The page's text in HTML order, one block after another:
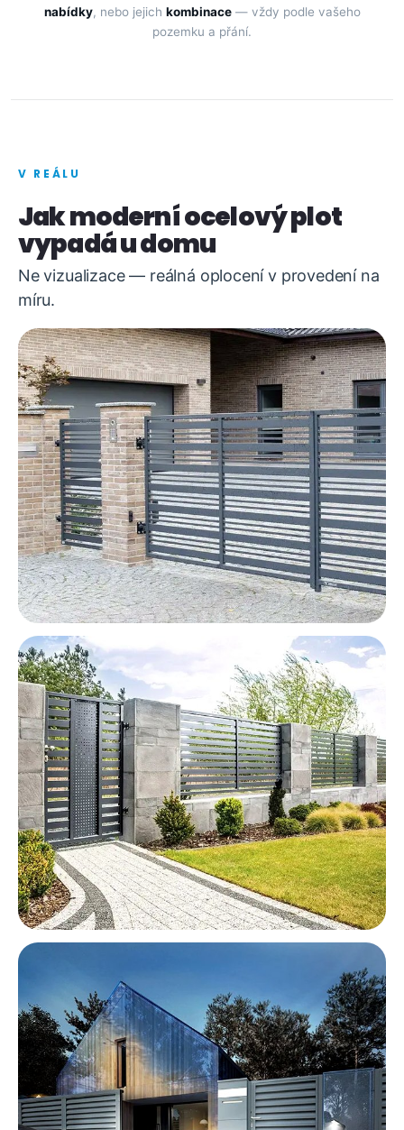
nabídky, nebo jejich kombinace— vždy podle vašeho
pozemku a přání.
V REÁLU
Jak moderní ocelový plot
vypadá u domu
Ne vizualizace — reálná oplocení v provedení na
míru.